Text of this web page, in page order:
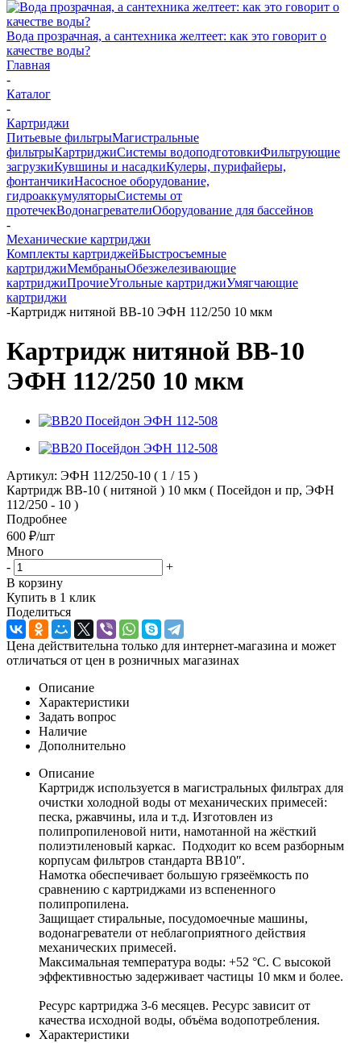
Вода прозрачная, а сантехника желтеет: как это говорит о
качестве воды?
Главная
-
Каталог
-
Картриджи
Питьевые фильтрыМагистральные
фильтрыКартриджиСистемы водоподготовкиФильтрующие
загрузкиКувшины и насадкиКулеры, пурифайеры,
фонтанчикиНасосное оборудование,
гидроаккумуляторыСистемы от
протечекВодонагревателиОборудование для бассейнов
-
Механические картриджи
Комплекты картриджейБыстросъемные
картриджиМембраныОбезжелезивающие
картриджиПрочиеУгольные картриджиУмягчающие
картриджи
-Картридж нитяной ВВ-10 ЭФН 112/250 10 мкм
Картридж нитяной ВВ-10
ЭФН 112/250 10 мкм
Артикул: ЭФН 112/250-10 ( 1 / 15 )
Картридж ВВ-10 ( нитяной ) 10 мкм ( Посейдон и пр, ЭФН
112/250 - 10 )
Подробнее
600 ₽/шт
Много
-
+
В корзину
Купить в 1 клик
Поделиться
Цена действительна только для интернет-магазина и может
отличаться от цен в розничных магазинах
Описание
Характеристики
Задать вопрос
Наличие
Дополнительно
Описание
Картридж используется в магистральных фильтрах для
очистки холодной воды от механических примесей:
песка, ржавчины, ила и т.д. Изготовлен из
полипропиленовой нити, намотанной на жёсткий
полиэтиленовый каркас. Подходит ко всем разборным
корпусам фильтров стандарта BB10″.
Намотка обеспечивает большую грязеёмкость по
сравнению с картриджами из вспененного
полипропилена.
Защищает стиральные, посудомоечные машины,
водонагреватели от неблагоприятного действия
механических примесей.
Максимальная температура воды: +52 °C. C высокой
эффективностью задерживает частицы 10 мкм и более.
Ресурс картриджа 3-6 месяцев. Ресурс зависит от
качества исходной воды, объёма водопотребления.
Характеристики